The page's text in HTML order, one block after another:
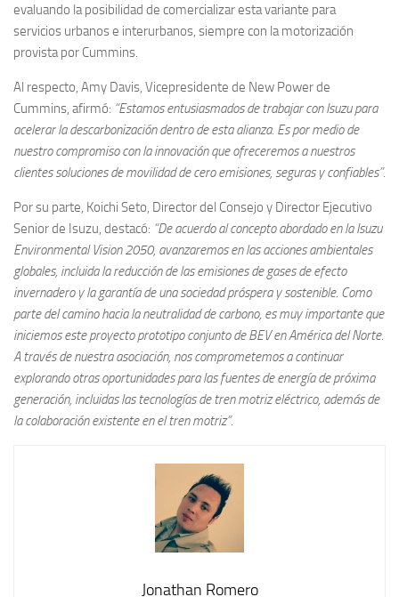
evaluando la posibilidad de comercializar esta variante para
servicios urbanos e interurbanos, siempre con la motorización
provista por Cummins.
Al respecto, Amy Davis, Vicepresidente de New Power de
Cummins, afirmó: “Estamos entusiasmados de trabajar con Isuzu para
acelerar la descarbonización dentro de esta alianza. Es por medio de
nuestro compromiso con la innovación que ofreceremos a nuestros
clientes soluciones de movilidad de cero emisiones, seguras y confiables”.
Por su parte, Koichi Seto, Director del Consejo y Director Ejecutivo
Senior de Isuzu, destacó: “De acuerdo al concepto abordado en la Isuzu
Environmental Vision 2050, avanzaremos en las acciones ambientales
globales, incluida la reducción de las emisiones de gases de efecto
invernadero y la garantía de una sociedad próspera y sostenible. Como
parte del camino hacia la neutralidad de carbono, es muy importante que
iniciemos este proyecto prototipo conjunto de BEV en América del Norte.
A través de nuestra asociación, nos comprometemos a continuar
explorando otras oportunidades para las fuentes de energía de próxima
generación, incluidas las tecnologías de tren motriz eléctrico, además de
la colaboración existente en el tren motriz”.
Jonathan Romero